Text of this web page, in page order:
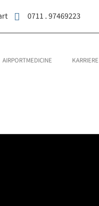
0711 . 97469223
AIRPORTMEDICINE KARRIERE